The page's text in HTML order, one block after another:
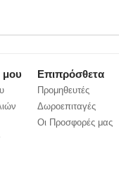
μου Επιπρόσθετα
Προμηθευτές
Δωροεπιταγές
Οι Προσφορές μας